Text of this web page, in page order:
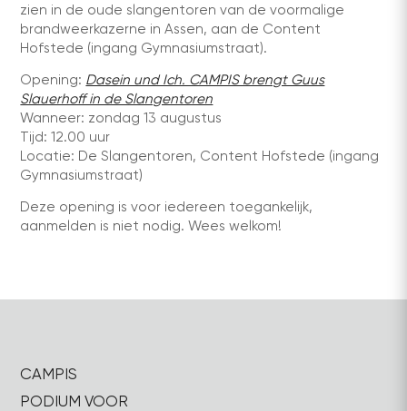
zien in de oude slangentoren van de voormalige
brandweerkazerne in Assen, aan de Content
Hofstede (ingang Gymnasiumstraat).
Opening: Dasein und Ich. CAMPIS brengt Guus
Slauerhoff in de Slangentoren
Wanneer: zondag 13 augustus
Tijd: 12.00 uur
Locatie: De Slangentoren, Content Hofstede (ingang
Gymnasiumstraat)
Deze opening is voor iedereen toegankelijk,
aanmelden is niet nodig. Wees welkom!
CAMPIS
PODIUM VOOR